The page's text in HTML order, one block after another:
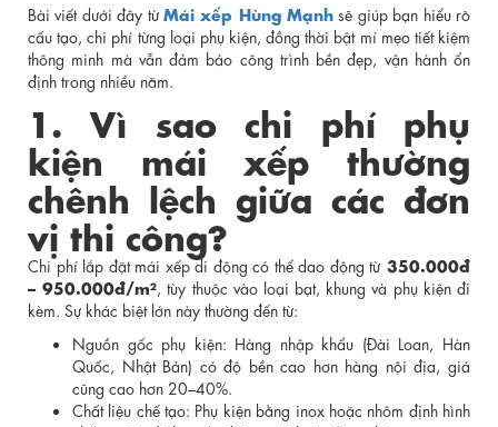
Bài viết dưới đây từ Mái xếp Hùng Mạnh sẽ giúp bạn hiểu rõ
cấu tạo, chi phí từng loại phụ kiện, đồng thời bật mí mẹo tiết kiệm
thông minh mà vẫn đảm bảo công trình bền đẹp, vận hành ổn
định trong nhiều năm.
1. Vì sao chi phí phụ
kiện mái xếp thường
chênh lệch giữa các đơn
vị thi công?
Chi phí lắp đặt mái xếp di động có thể dao động từ 350.000đ
– 950.000đ/m² , tùy thuộc vào loại bạt, khung và phụ kiện đi
kèm. Sự khác biệt lớn này thường đến từ:
Nguồn gốc phụ kiện: Hàng nhập khẩu (Đài Loan, Hàn
Quốc, Nhật Bản) có độ bền cao hơn hàng nội địa, giá
cũng cao hơn 20–40%.
Chất liệu chế tạo: Phụ kiện bằng inox hoặc nhôm định hình